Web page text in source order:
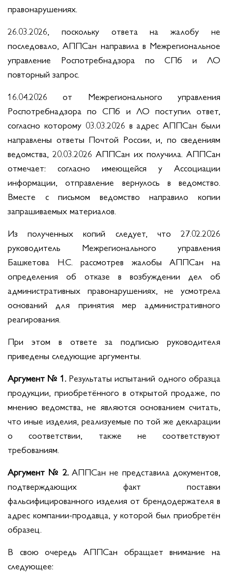
правонарушениях.
26.03.2026, поскольку ответа на жалобу не
последовало, АППСан направила в Межрегиональное
управление Роспотребнадзора по СПб и ЛО
повторный запрос.
16.04.2026 от Межрегионального управления
Роспотребнадзора по СПб и ЛО поступил ответ,
согласно которому 03.03.2026 в адрес АППСан были
направлены ответы Почтой России, и, по сведениям
ведомства, 20.03.2026 АППСан их получила. АППСан
отмечает: согласно имеющейся у Ассоциации
информации, отправление вернулось в ведомство.
Вместе с письмом ведомство направило копии
запрашиваемых материалов.
Из полученных копий следует, что 27.02.2026
руководитель Межрегионального управления
Башкетова Н.С. рассмотрев жалобы АППСан на
определения об отказе в возбуждении дел об
административных правонарушениях, не усмотрела
оснований для принятия мер административного
реагирования.
При этом в ответе за подписью руководителя
приведены следующие аргументы.
Аргумент № 1.Результаты испытаний одного образца
продукции, приобретённого в открытой продаже, по
мнению ведомства, не являются основанием считать,
что иные изделия, реализуемые по той же декларации
о соответствии, также не соответствуют
требованиям.
Аргумент № 2.АППСан не представила документов,
подтверждающих факт поставки
фальсифицированного изделия от брендодержателя в
адрес компании-продавца, у которой был приобретён
образец.
В свою очередь АППСан обращает внимание на
следующее: